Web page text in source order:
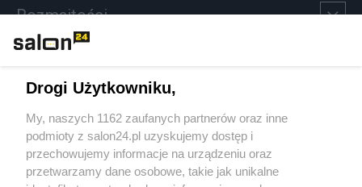
Rozmaitości
Sport
Społeczeństwo
Drogi Użytkowniku,
My, naszych 1162 zaufanych partnerów oraz inne
podmioty z salon24.pl uzyskujemy dostęp i
przechowujemy informacje na urządzeniu oraz
przetwarzamy dane osobowe, takie jak unikalne